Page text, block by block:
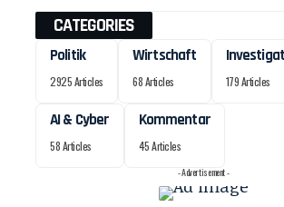
CATEGORIES
Politik
2925 Articles
Wirtschaft
68 Articles 179 Articles
AI & Cyber
58 Articles
Kommentar
45 Articles
- Advertisement -